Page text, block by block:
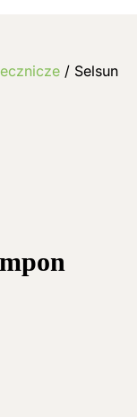
/ Selsun